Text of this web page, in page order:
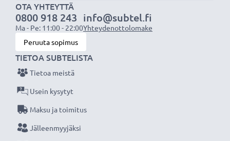
OTA YHTEYTTÄ
0800 918 243
Ma - Pe: 11:00 - 22:00
info@subtel.fi
Yhteydenottolomake
Peruuta sopimus
TIETOA SUBTELISTA
Tietoa meistä
Usein kysytyt
Maksu ja toimitus
Jälleenmyyjäksi